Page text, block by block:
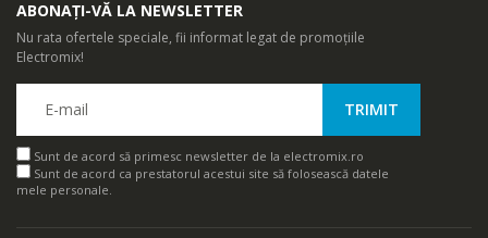
ABONAȚI-VĂ LA NEWSLETTER
Nu rata ofertele speciale, fii informat legat de promoțiile
Electromix!
Sunt de acord să primesc newsletter de la electromix.ro
Sunt de acord ca prestatorul acestui site să folosească datele
mele personale.